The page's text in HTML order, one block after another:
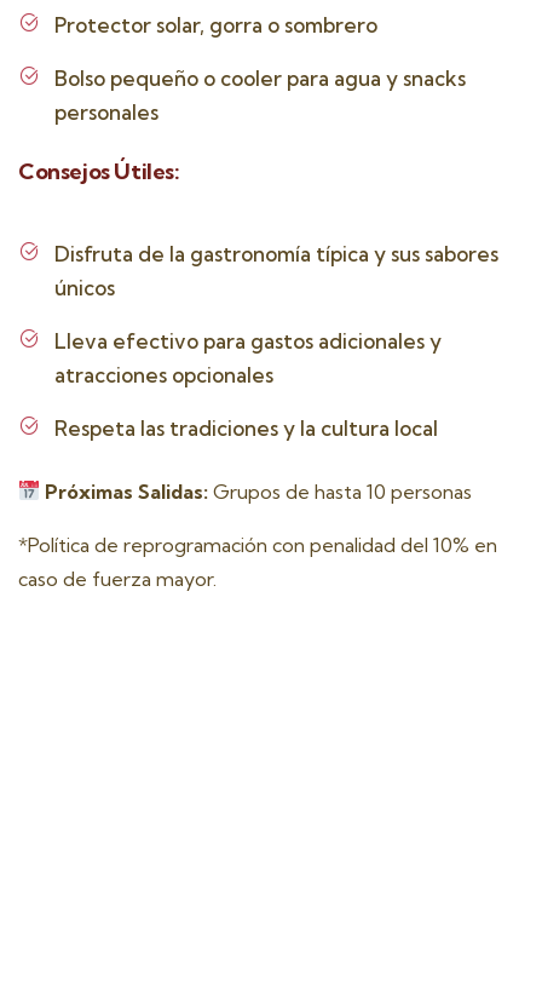
Protector solar, gorra o sombrero
Bolso pequeño o cooler para agua y snacks
personales
Consejos Útiles:
Disfruta de la gastronomía típica y sus sabores
únicos
Lleva efectivo para gastos adicionales y
atracciones opcionales
Respeta las tradiciones y la cultura local
Próximas Salidas: Grupos de hasta 10 personas
*Política de reprogramación con penalidad del 10% en
caso de fuerza mayor.